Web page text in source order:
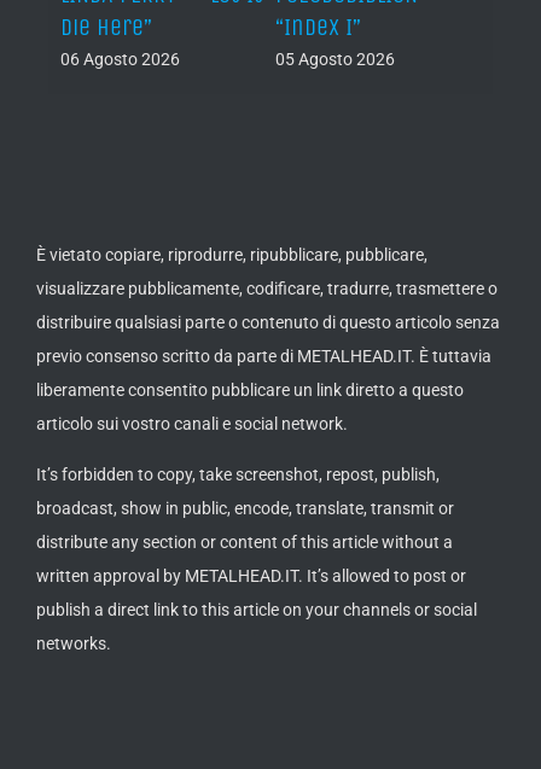
Die Here”
06 Agosto 2026
“Index I”
05 Agosto 2026
È vietato copiare, riprodurre, ripubblicare, pubblicare,
visualizzare pubblicamente, codificare, tradurre, trasmettere o
distribuire qualsiasi parte o contenuto di questo articolo senza
previo consenso scritto da parte di METALHEAD.IT. È tuttavia
liberamente consentito pubblicare un link diretto a questo
articolo sui vostro canali e social network.
It’s forbidden to copy, take screenshot, repost, publish,
broadcast, show in public, encode, translate, transmit or
distribute any section or content of this article without a
written approval by METALHEAD.IT. It’s allowed to post or
publish a direct link to this article on your channels or social
networks.